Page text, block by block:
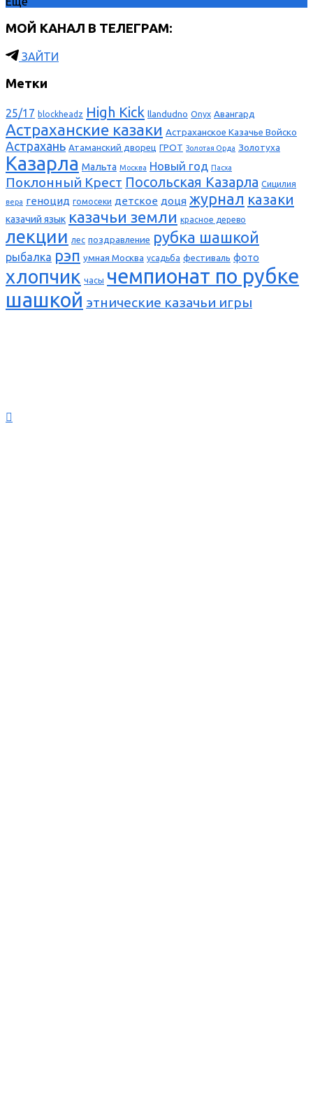
МОЙ КАНАЛ В ТЕЛЕГРАМ:
ЗАЙТИ
Метки
25/17 blockheadz High Kick llandudno Onyx Авангард
Астраханские казаки Астраханское Казачье Войско
Астрахань Атаманский дворец ГРОТ Золотая Орда Золотуха
Казарла Мальта Москва Новый год Пасха
Поклонный Крест Посольская Казарла Сицилия
вера геноцид гомосеки детское доця журнал казаки
казачий язык казачьи земли красное дерево
лекции лес поздравление рубка шашкой
рыбалка рэп умная Москва усадьба фестиваль фото
хлопчик часы чемпионат по рубке
шашкой этнические казачьи игры